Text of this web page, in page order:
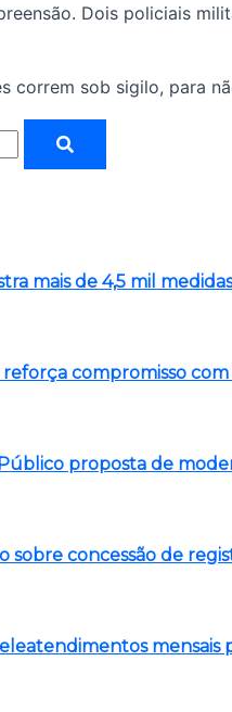
Dois policiais
correm sob sigilo, para
mais de 4,5 mil
reforça compromisso
proposta de
concessão de
mensais